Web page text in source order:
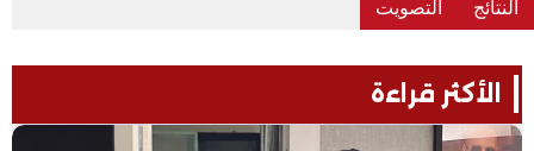
الأكثر قراءة